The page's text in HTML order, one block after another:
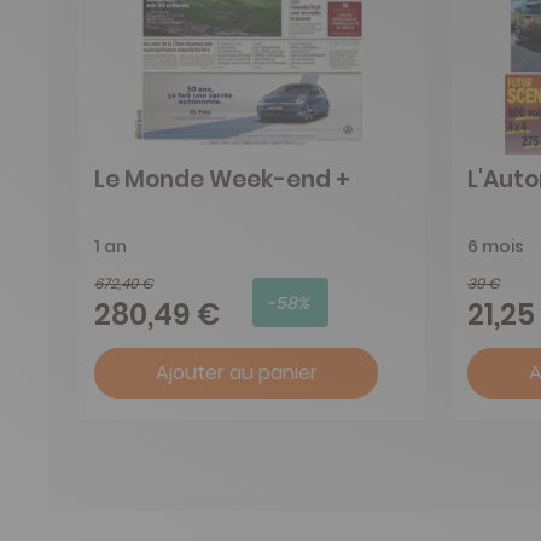
Le Monde Week-end +
1 an
672,40 €
280,49 € -58%
Ajouter au panier
6 mois
39 €